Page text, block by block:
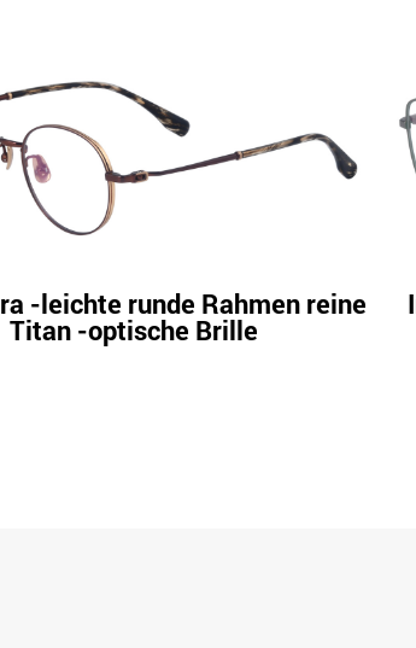
-leichte runde Rahmen reine
Titan -optische Brille